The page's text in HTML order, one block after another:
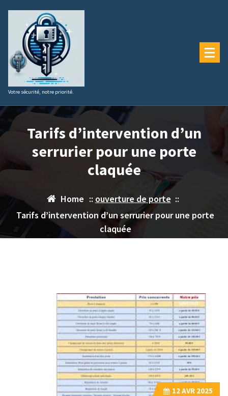
contenu
Votre sécurité, notre priorité.
Tarifs d’intervention d’un
serrurier pour une porte
claquée
Home :: ouverture de porte ::
Tarifs d’intervention d’un serrurier pour une porte
claquée
12AVR 2025